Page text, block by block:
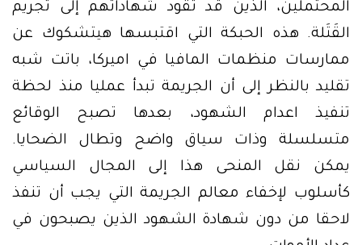
المحتملين، الذين قد تقود شهاداتهم إلى تجريم
القَتَلة. هذه الحبكة التي اقتبسها هيتشكوك عن
ممارسات منظمات المافيا في اميركا، باتت شبه
تقليد بالنظر إلى أن الجريمة تبدأ عمليا منذ لحظة
تنفيذ اعدام الشهود، بعدها تصبح الوقائع
متسلسلة وذات سياق واضح وتطال الضحايا.
يمكن نقل المنحى هذا إلى المجال السياسي
كأسلوب لإخفاء معالم الجريمة التي يجب أن تنفذ
لاحقا من دون شهادة الشهود الذين يصبحون في